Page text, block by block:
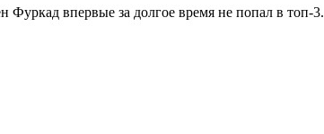
Фуркад впервые за долгое время не попал в топ-3.